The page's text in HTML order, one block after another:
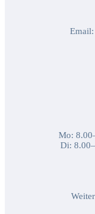
Email:
Mo:
Di: